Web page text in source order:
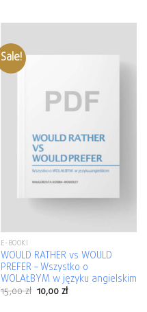
Sale!
E-BOOKI
WOULD RATHER vs WOULD
PREFER – Wszystko o
WOLAŁBYM w języku angielskim
15,00zł 10,00zł